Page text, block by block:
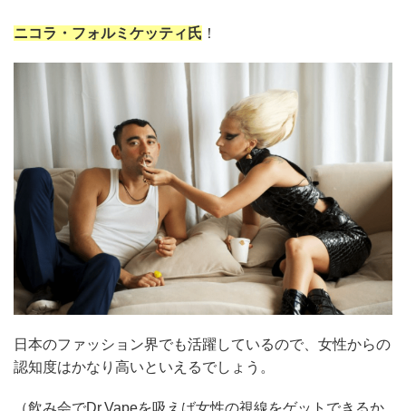
ニコラ・フォルミケッティ氏 ！
日本のファッション界でも活躍しているので、女性からの
認知度はかなり高いといえるでしょう。